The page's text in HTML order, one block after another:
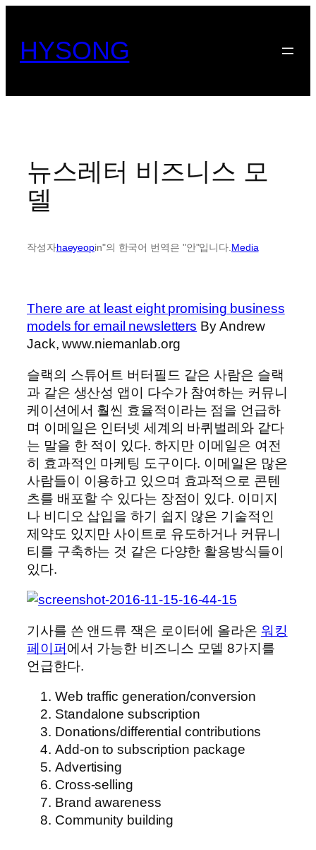
HYSONG
뉴스레터 비즈니스 모
델
작성자haeyeopin"의 한국어 번역은 "안"입니다.Media
There are at least eight promising business
models for email newsletters By Andrew
Jack, www.niemanlab.org
슬랙의 스튜어트 버터필드 같은 사람은 슬랙
과 같은 생산성 앱이 다수가 참여하는 커뮤니
케이션에서 훨씬 효율적이라는 점을 언급하
며 이메일은 인터넷 세계의 바퀴벌레와 같다
는 말을 한 적이 있다. 하지만 이메일은 여전
히 효과적인 마케팅 도구이다. 이메일은 많은
사람들이 이용하고 있으며 효과적으로 콘텐
츠를 배포할 수 있다는 장점이 있다. 이미지
나 비디오 삽입을 하기 쉽지 않은 기술적인
제약도 있지만 사이트로 유도하거나 커뮤니
티를 구축하는 것 같은 다양한 활용방식들이
있다.
기사를 쓴 앤드류 잭은 로이터에 올라온 워킹
페이퍼에서 가능한 비즈니스 모델 8가지를
언급한다.
Web traffic generation/conversion
Standalone subscription
Donations/differential contributions
Add-on to subscription package
Advertising
Cross-selling
Brand awareness
Community building